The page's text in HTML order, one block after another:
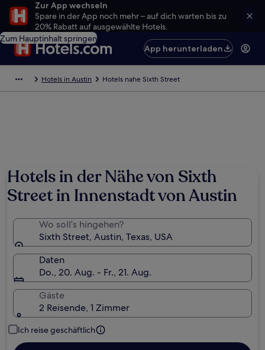
Zur App wechseln
Spare in der App noch mehr – auf dich warten bis zu
20% Rabatt auf ausgewählte Hotels.
Zum Hauptinhalt springen
App herunterladen
Hotels in Austin Hotels nahe Sixth Street
Hotels in der Nähe von Sixth
Street in Innenstadt von Austin
Wo soll’s hingehen?
Sixth Street, Austin, Texas, USA
Daten
Do., 20. Aug. - Fr., 21. Aug.
Gäste
2 Reisende, 1 Zimmer
Ich reise geschäftlich